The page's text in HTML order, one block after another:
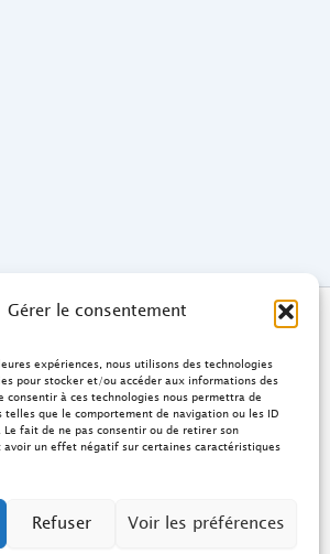
Gérer le consentement
expériences, nous utilisons des technologies
pour stocker et/ou accéder aux informations des
consentir à ces technologies nous permettra de
telles que le comportement de navigation ou les ID
Le fait de ne pas consentir ou de retirer son
avoir un effet négatif sur certaines caractéristiques
Refuser Voir les préférences